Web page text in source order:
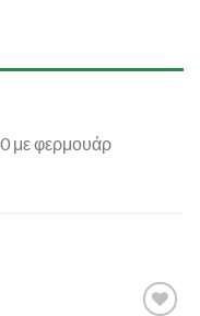
με φερμουάρ